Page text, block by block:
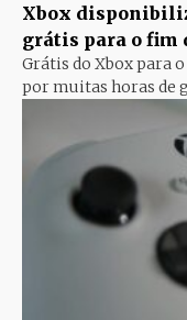
Xbox
grátis para o fim
Grátis do Xbox para
por muitas horas de